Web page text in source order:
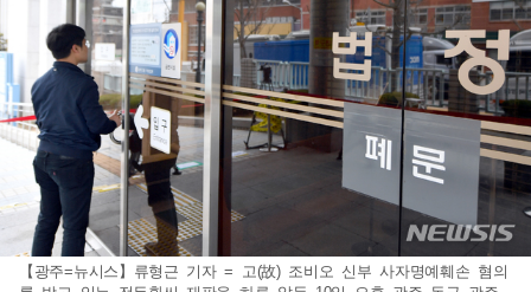
【광주=뉴시스】류형근 기자 = 고(故) 조비오 신부 사자명예훼손 혐의